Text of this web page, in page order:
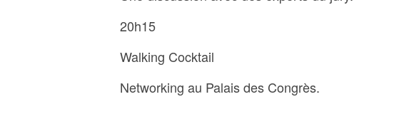
20h15
Walking Cocktail
Networking au Palais des Congrès.